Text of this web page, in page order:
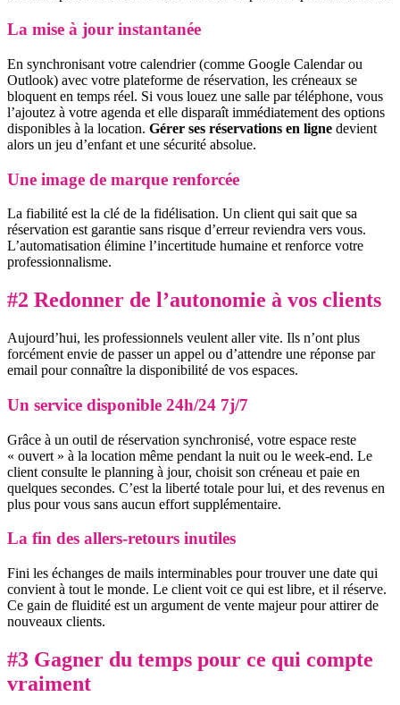
La mise à jour instantanée
En synchronisant votre calendrier (comme Google Calendar ou
Outlook) avec votre plateforme de réservation, les créneaux se
bloquent en temps réel. Si vous louez une salle par téléphone, vous
l’ajoutez à votre agenda et elle disparaît immédiatement des options
disponibles à la location. Gérer ses réservations en ligne devient
alors un jeu d’enfant et une sécurité absolue.
Une image de marque renforcée
La fiabilité est la clé de la fidélisation. Un client qui sait que sa
réservation est garantie sans risque d’erreur reviendra vers vous.
L’automatisation élimine l’incertitude humaine et renforce votre
professionnalisme.
#2 Redonner de l’autonomie à vos clients
Aujourd’hui, les professionnels veulent aller vite. Ils n’ont plus
forcément envie de passer un appel ou d’attendre une réponse par
email pour connaître la disponibilité de vos espaces.
Un service disponible 24h/24 7j/7
Grâce à un outil de réservation synchronisé, votre espace reste
« ouvert » à la location même pendant la nuit ou le week-end. Le
client consulte le planning à jour, choisit son créneau et paie en
quelques secondes. C’est la liberté totale pour lui, et des revenus en
plus pour vous sans aucun effort supplémentaire.
La fin des allers-retours inutiles
Fini les échanges de mails interminables pour trouver une date qui
convient à tout le monde. Le client voit ce qui est libre, et il réserve.
Ce gain de fluidité est un argument de vente majeur pour attirer de
nouveaux clients.
#3 Gagner du temps pour ce qui compte
vraiment